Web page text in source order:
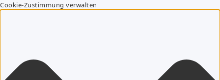
Cookie-Zustimmung verwalten